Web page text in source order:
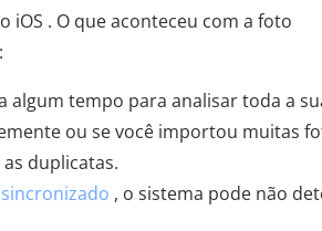
iOS . O que aconteceu com a foto
algum tempo para analisar toda a
ou se você importou muitas
duplicatas.
, o sistema pode não